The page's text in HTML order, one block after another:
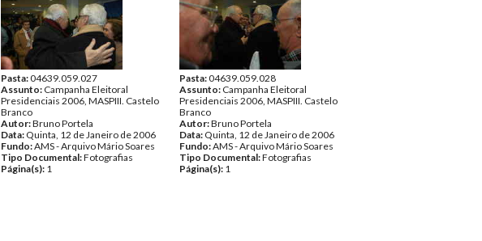
Pasta:04639.059.027
Assunto: Campanha Eleitoral
Presidenciais 2006, MASPIII. Castelo
Branco
Autor:Bruno Portela
Data: Quinta, 12 de Janeiro de 2006
Fundo:AMS - Arquivo Mário Soares
Tipo Documental:Fotografias
Página(s): 1
Pasta:04639.059.028
Assunto: Campanha Eleitoral
Presidenciais 2006, MASPIII. Castelo
Branco
Autor:Bruno Portela
Data: Quinta, 12 de Janeiro de 2006
Fundo:AMS - Arquivo Mário Soares
Tipo Documental:Fotografias
Página(s): 1